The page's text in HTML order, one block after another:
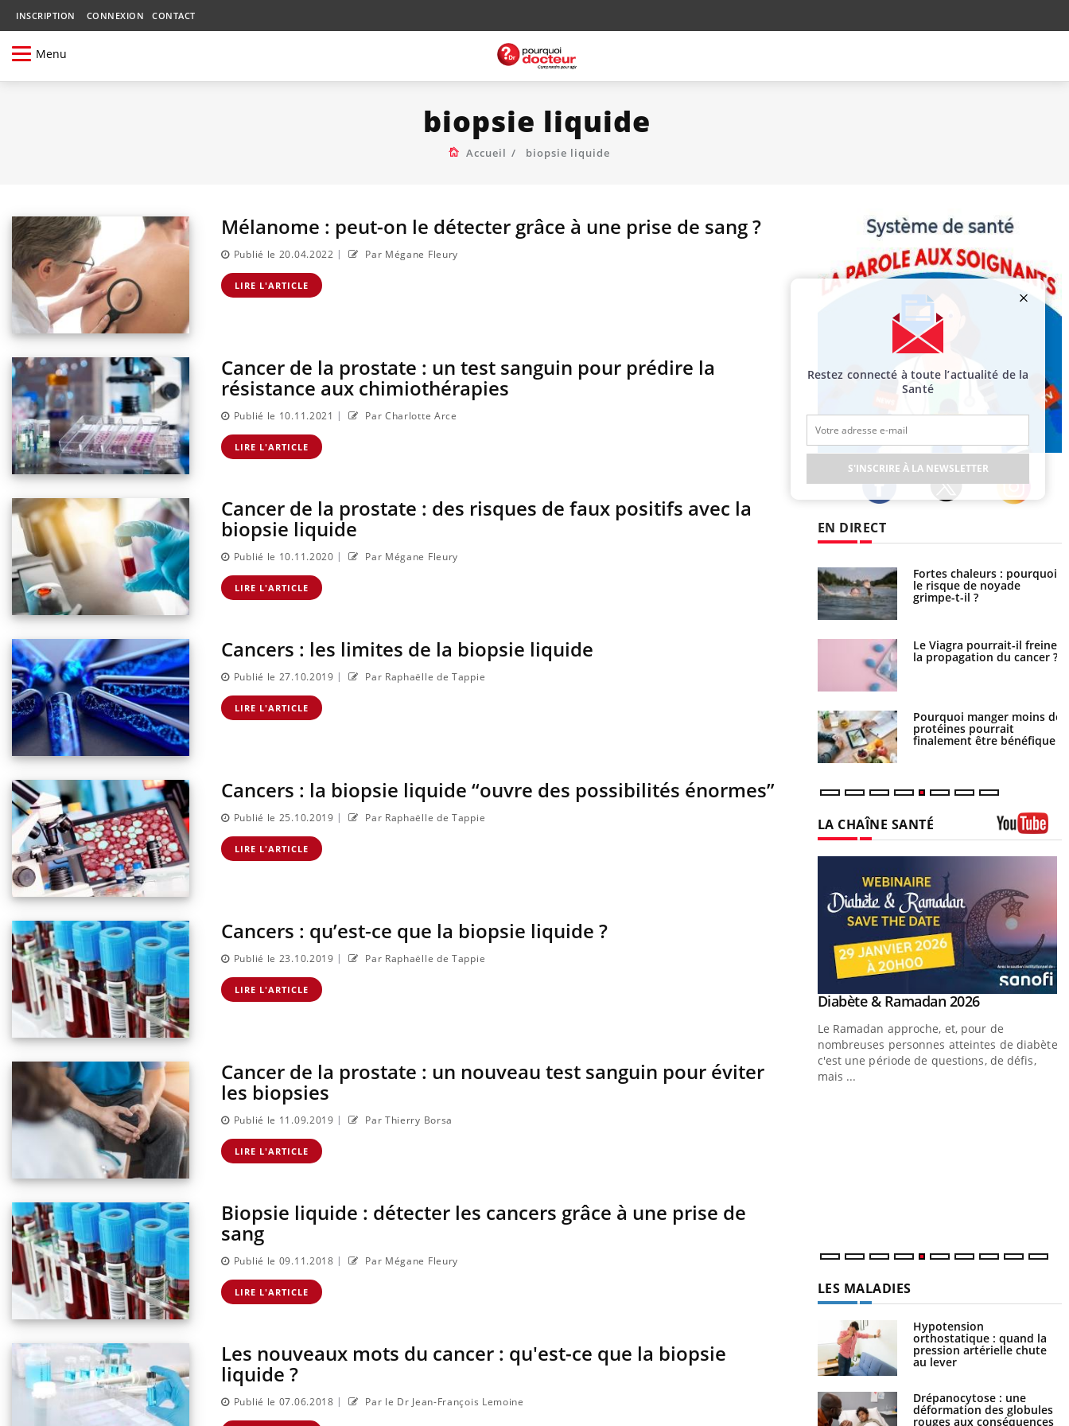
INSCRIPTION CONNEXION CONTACT
Menu
biopsie liquide
Accueil biopsie liquide
Mélanome : peut-on le détecter grâce à une prise de sang ?
Publié le 20.04.2022 | Par Mégane Fleury
LIRE L'ARTICLE
Cancer de la prostate : un test sanguin pour prédire la
résistance aux chimiothérapies
Publié le 10.11.2021 | Par Charlotte Arce
LIRE L'ARTICLE
Cancer de la prostate : des risques de faux positifs avec la
biopsie liquide
Publié le 10.11.2020 | Par Mégane Fleury
LIRE L'ARTICLE
Cancers : les limites de la biopsie liquide
Publié le 27.10.2019 | Par Raphaëlle de Tappie
LIRE L'ARTICLE
Cancers : la biopsie liquide “ouvre des possibilités énormes”
Publié le 25.10.2019 | Par Raphaëlle de Tappie
LIRE L'ARTICLE
Cancers : qu’est-ce que la biopsie liquide ?
Publié le 23.10.2019 | Par Raphaëlle de Tappie
LIRE L'ARTICLE
Cancer de la prostate : un nouveau test sanguin pour éviter
les biopsies
Publié le 11.09.2019 | Par Thierry Borsa
LIRE L'ARTICLE
Biopsie liquide : détecter les cancers grâce à une prise de
sang
Publié le 09.11.2018 | Par Mégane Fleury
LIRE L'ARTICLE
Les nouveaux mots du cancer : qu'est-ce que la biopsie
liquide ?
Publié le 07.06.2018 | Par le Dr Jean-François Lemoine
EN DIRECT
cas détecté
en France
: un
sur son
France
: ce jus
l'attention
Comment oublier les
écrans en vacances ?
Toujours connectés :
comment le travail
empiète de plus en plus
sur nos soirées
Cancer colorectal : une
stratégie simple aurait
changé la donne au Pays
basque
Les médicaments GLP-1
protègent-ils aussi les os ?
Fortes chaleurs : pourquoi
le risque de noyade
grimpe-t-il ?
Le Viagra pourrait-il freiner
la propagation du cancer ?
Pourquoi manger moins de
protéines pourrait
finalement être bénéfique
LA CHAÎNE SANTÉ
Youtube
Restez connecté à toute l’actualité de la
Santé
S'INSCRIRE À LA NEWSLETTER